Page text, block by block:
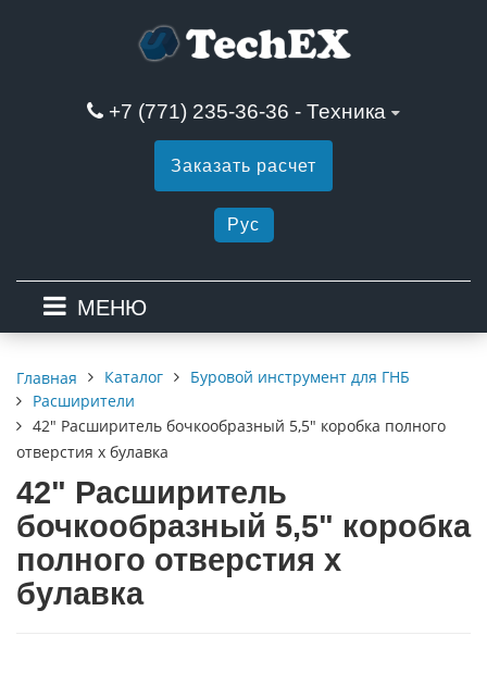
+7 (771) 235-36-36 - Техника
Заказать расчет
Рус
МЕНЮ
Главная Каталог
Буровой инструмент для ГНБ
Расширители
42" Расширитель бочкообразный 5,5" коробка полного
отверстия x булавка
42" Расширитель
бочкообразный 5,5" коробка
полного отверстия x
булавка